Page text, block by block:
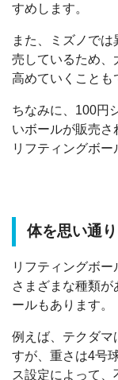
すめします。
また、ミズノで
売しているため、
高めていくことも
ちなみに、100円
いボールが販売
リフティングボー
体を思い通
リフティングボ
さまざまな種類
ールもあります。
例えば、テクダマ
すが、重さは4号
ス設定によって、